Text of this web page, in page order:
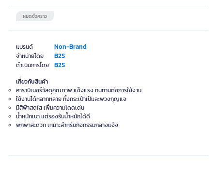
แบรนด์ Non-Brand
จำหน่ายโดย B2S
ดำเนินการโดย B2S
หมดชั่วคราว
เกี่ยวกับสินค้า
คาราบิเนอร์วัสดุคุณภาพ แข็งแรง ทนทานต่อการใช้งาน
ใช้งานได้หลากหลาย ทั้งกระเป๋าเป้และพวงกุญแจ
มีสีฟ้าสดใส เพิ่มความโดดเด่น
น้ำหนักเบา แต่รองรับน้ำหนักได้ดี
พกพาสะดวก เหมาะสำหรับกิจกรรมกลางแจ้ง